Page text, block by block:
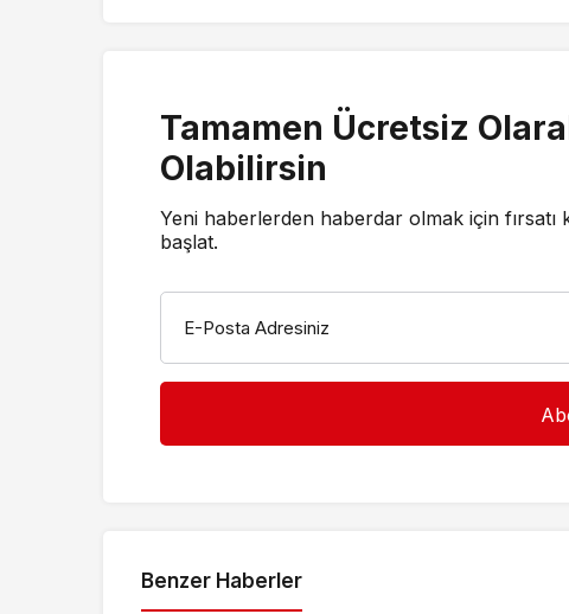
Tamamen Ücretsiz
Olabilirsin
Yeni haberlerden haberdar olmak için
başlat.
E-Posta Adresiniz
Benzer Haberler